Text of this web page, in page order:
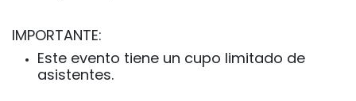
IMPORTANTE:
Este evento tiene un cupo limitado de
asistentes.